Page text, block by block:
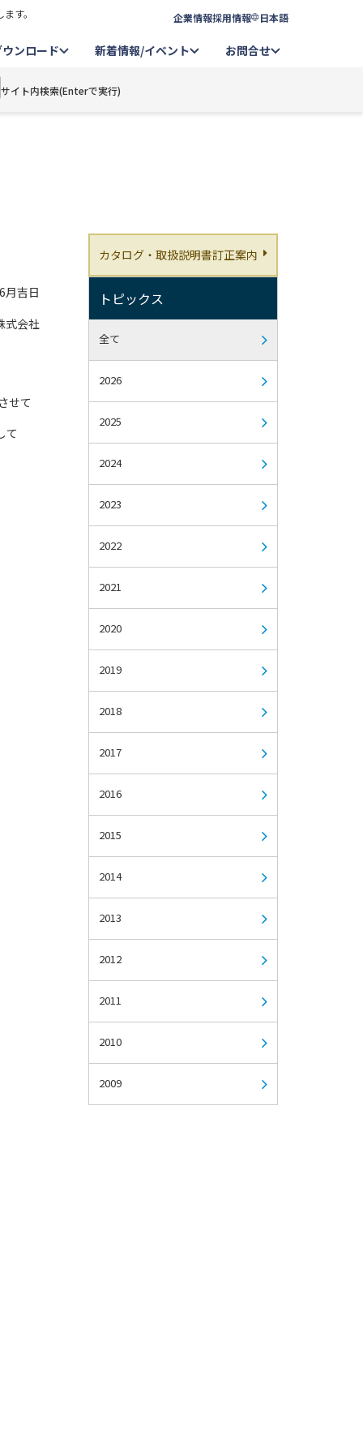
す。 企業情報採用情報 日本語
ウンロード 新着情報/イベント お問合せ
サイト内検索(Enterで実行)
月吉日
式会社
せて
て
カタログ・取扱説明書訂正案内
トピックス
全て
2026
2025
2024
2023
2022
2021
2020
2019
2018
2017
2016
2015
2014
2013
2012
2011
2010
2009